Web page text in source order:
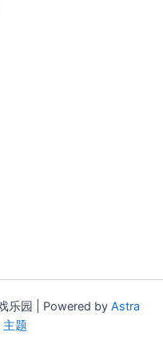
乐园 | Powered by Astra
主题